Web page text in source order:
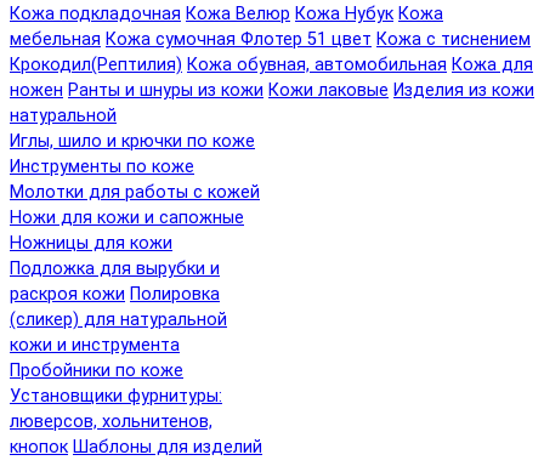
Кожа подкладочная Кожа Велюр Кожа Нубук Кожа
мебельная Кожа сумочная Флотер 51 цвет Кожа с тиснением
Крокодил(Рептилия) Кожа обувная, автомобильная Кожа для
ножен Ранты и шнуры из кожи Кожи лаковые Изделия из кожи
натуральной
Иглы, шило и крючки по коже
Инструменты по коже
Молотки для работы с кожей
Ножи для кожи и сапожные
Ножницы для кожи
Подложка для вырубки и
раскроя кожи Полировка
(сликер) для натуральной
кожи и инструмента
Пробойники по коже
Установщики фурнитуры:
люверсов, хольнитенов,
кнопок Шаблоны для изделий